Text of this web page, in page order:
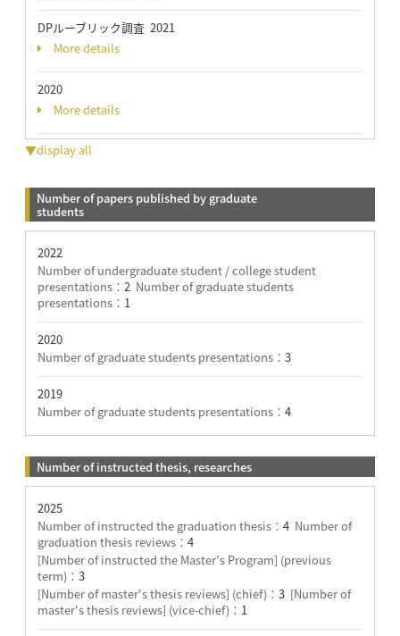
DPルーブリック調査 2021
More details
2020
More details
▼display all
Number of papers published by graduate
students
2022
Number of undergraduate student / college student
presentations： 2 Number of graduate students
presentations： 1
2020
Number of graduate students presentations： 3
2019
Number of graduate students presentations： 4
Number of instructed thesis, researches
2025
Number of instructed the graduation thesis： 4 Number of
graduation thesis reviews： 4
[Number of instructed the Master's Program] (previous
term)： 3
[Number of master's thesis reviews] (chief)： 3 [Number of
master's thesis reviews] (vice-chief)： 1